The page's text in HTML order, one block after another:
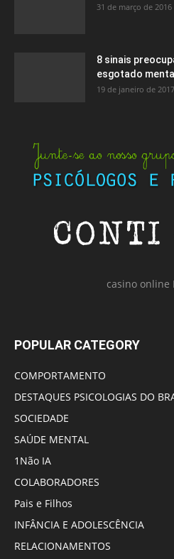
31 de março de 2016
8 sinais
esgotado
19 de janeiro de 2017
casino online
POPULAR CATEGORY
COMPORTAMENTO
DESTAQUES PSICOLOGIAS DO
SOCIEDADE
SAÚDE MENTAL
1Não IA
COLABORADORES
Pais e Filhos
INFÂNCIA E ADOLESCÊNCIA
RELACIONAMENTOS